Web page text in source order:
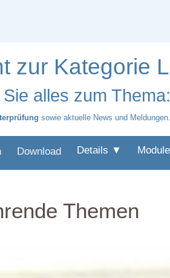
zur Kategorie
alles zum
sowie aktuelle News und Meldungen.
Download Details ▼
Themen